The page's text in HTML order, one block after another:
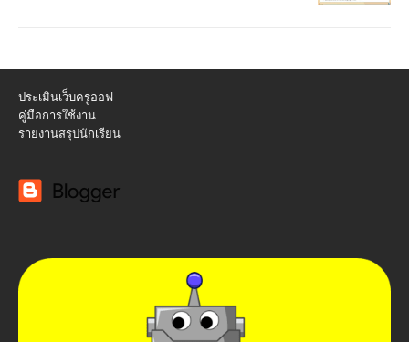
ประเมินเว็บครูออฟ
คู่มือการใช้งาน
รายงานสรุปนักเรียน